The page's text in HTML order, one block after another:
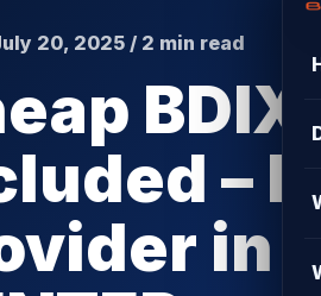
20, 2025 / 2 min read
–
in